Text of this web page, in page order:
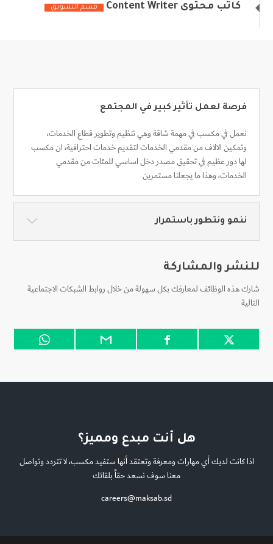
كاتب محتوى Content Writer قسم التسويق
فرصة لعمل تأثير كبير في المجتمع
نعمل في مكسب في مهمة شاقة وهي تنظيم وتطوير قطاع الخدمات،
وتمكين الالاف من مقدمي الخدمات لتقديم خدمات احترافية، ان مكسب
لها دور عظيم في تحقيق مصدر دخل اساسي للمئات من مقدمي
الخدمات، وهذا ما يجعلنا مستمرين
ننمو ونتطور باستمرار
للنشر والمشاركة
شارك هذه الوظائف لمعارفك بكل سهولة من خلال روابط الشبكات الاجتماعية
التالية
هل أنت مبدع ومميز؟
اذا كانت لديك أي مهارات ومعرفة وتعتقد أنها ستفيد مكسب، لا تتردد وتواصل
معنا سوف نسعد حقاً بلقائك
careers@maksab.sd